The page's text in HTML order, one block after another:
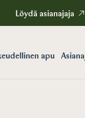
Löydä asianajaja
apu